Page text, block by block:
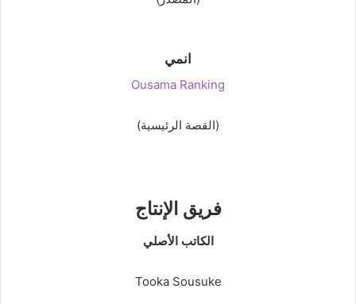
انمي
Ousama Ranking
(القصة الرئيسية)
فريق الإنتاج
الكاتب الأصلي
Tooka Sousuke